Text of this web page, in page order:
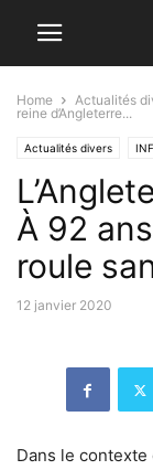
Home Actualités
reine d’Angleterre...
Actualités divers
À 92
roule
12 janvier 2020
Dans le